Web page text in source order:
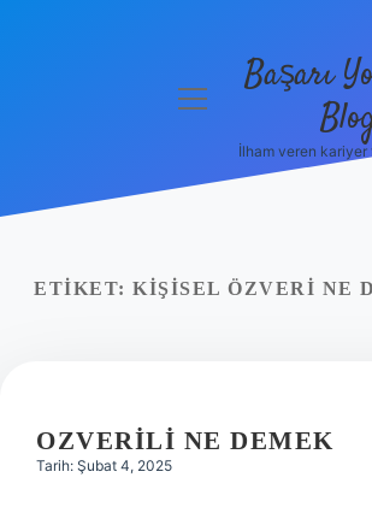
menüyüBaşarı
İlham veren kariyer
ETIKET: KIŞISEL ÖZVERI NE
OZVERILI NE DEMEK
Tarih: Şubat 4, 2025